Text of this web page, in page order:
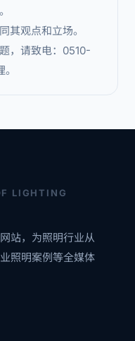
其观点和立场。
，请致电：0510-
LIGHTING
站，为照明行业从
照明案例等全媒体